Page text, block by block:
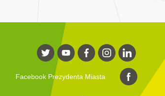
Facebook Prezydenta Miasta